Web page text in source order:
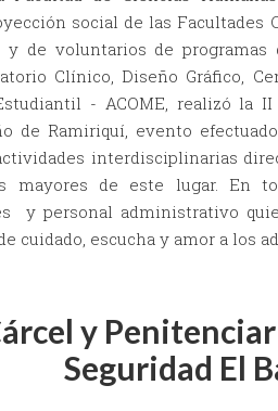
social de las Facultades
de voluntarios de programas
Clínico, Diseño Gráfico,
- ACOME, realizó la
de Ramiriquí, evento
interdisciplinarias
mayores de este lugar. En
y personal administrativo
cuidado, escucha y amor a los
y
Seguridad El